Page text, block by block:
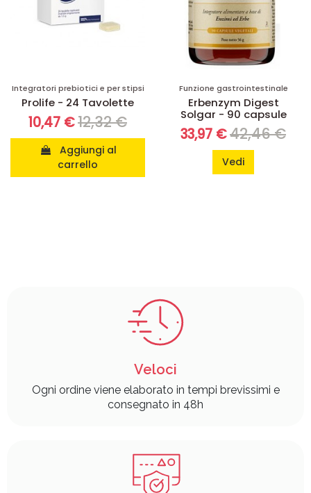
Integratori prebiotici e per stipsi
Prolife - 24 Tavolette
10,47 €12,32 €
carrello
Funzione gastrointestinale
Erbenzym Digest
Solgar - 90 capsule
33,97 €42,46 €
Vedi
Veloci
Ogni ordine viene elaborato in tempi brevissimi e
consegnato in 48h